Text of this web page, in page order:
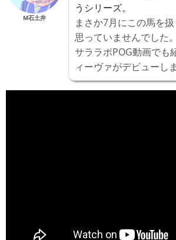
M石土井
うシリーズ。
まさか7月にこの馬を
思っていませんでした。
サララボPOG動画でも
ィーヴァがデビューしま